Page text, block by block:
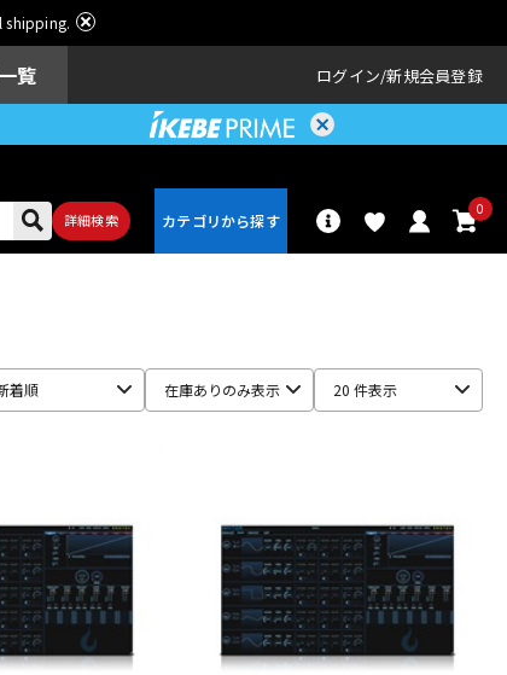
shipping.
覧 ログイン 新規会員登録
詳細検索
0
配信/ライブ
機器
楽器アクセサ
リ
着順 在庫ありのみ表示 20 件表示